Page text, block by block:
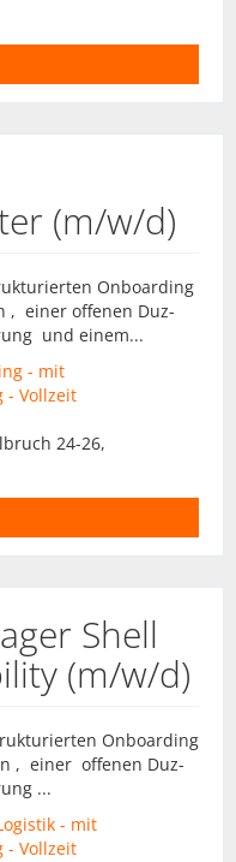
(m/w/d)
Onboarding
, einer offenen Duz-
und einem...
- mit
- Vollzeit
24-26,
Shell
(m/w/d)
Onboarding
, einer offenen Duz-
...
- mit
- Vollzeit